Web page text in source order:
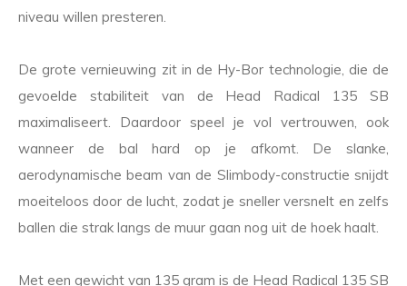
niveau willen presteren.
De grote vernieuwing zit in de Hy-Bor technologie, die de
gevoelde stabiliteit van de Head Radical 135 SB
maximaliseert. Daardoor speel je vol vertrouwen, ook
wanneer de bal hard op je afkomt. De slanke,
aerodynamische beam van de Slimbody-constructie snijdt
moeiteloos door de lucht, zodat je sneller versnelt en zelfs
ballen die strak langs de muur gaan nog uit de hoek haalt.
Met een gewicht van 135 gram is de Head Radical 135 SB